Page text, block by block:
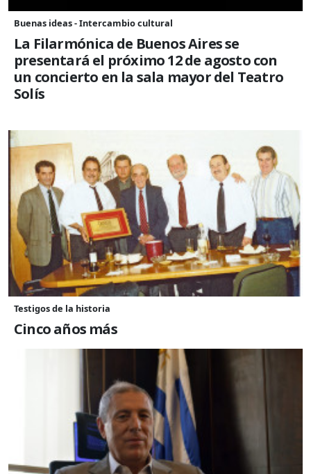
Buenas ideas - Intercambio cultural
La Filarmónica de Buenos Aires se
presentará el próximo 12 de agosto con
un concierto en la sala mayor del Teatro
Solís
Testigos de la historia
Cinco años más